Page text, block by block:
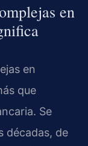
en
en
que
Se
décadas, de